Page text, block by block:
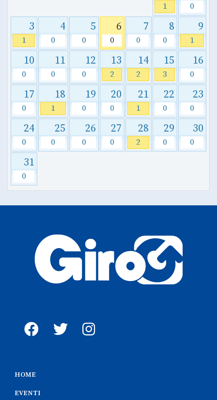
1 0
3
1
4
0
5
0
6
0
7
0
8
0
9
1
10
0
11
0
12
0
13
2
14
2
15
3
16
0
17
0
18
1
19
0
20
0
21
1
22
0
23
0
24
0
25
0
26
0
27
0
28
2
29
0
30
0
31
0
HOME
EVENTI